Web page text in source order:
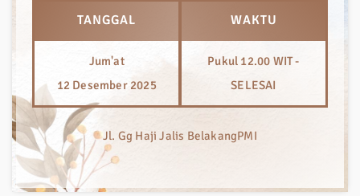
TANGGAL
Jum'at
12 Desember 2025
WAKTU
Pukul 12.00 WIT -
SELESAI
Jl. Gg Haji Jalis BelakangPMI